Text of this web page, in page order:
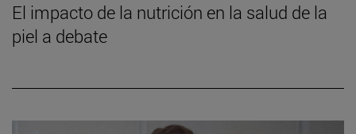
El impacto de la nutrición en la salud de la
piel a debate